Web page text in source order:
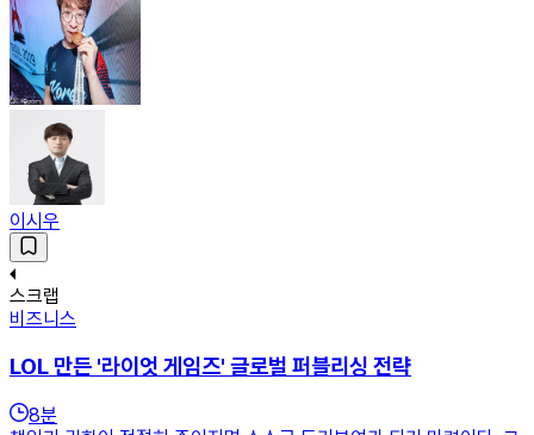
이시우
스크랩
비즈니스
LOL 만든 '라이엇 게임즈' 글로벌 퍼블리싱 전략
8분